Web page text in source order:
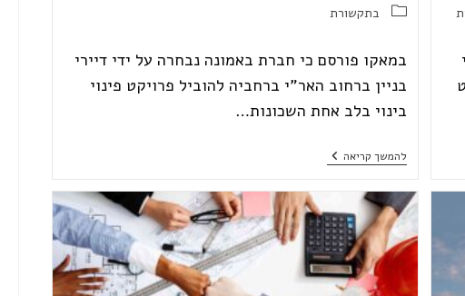
קטגוריה:בתקשורת
במאקו פורסם כי חברת באמונה נבחרה על ידי דיירי
בניין ברחוב האר"י ברחביה להוביל פרויקט פינוי
בינוי בלב אחת השכונות…
להמשך קריאה חברת
באמונה
פרויקט
חדש
בשכונת
רחביה
|
מאקו